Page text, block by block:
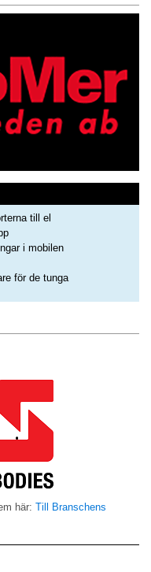
till el
i mobilen
för de tunga
här: Till Branschens